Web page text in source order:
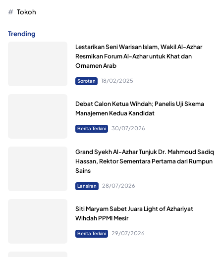
Tokoh
Trending
Lestarikan Seni Warisan Islam, Wakil Al-Azhar
Resmikan Forum Al-Azhar untuk Khat dan
Ornamen Arab
Sorotan 18/02/2025
Debat Calon Ketua Wihdah; Panelis Uji Skema
Manajemen Kedua Kandidat
Berita Terkini 30/07/2026
Grand Syekh Al-Azhar Tunjuk Dr. Mahmoud Sadiq
Hassan, Rektor Sementara Pertama dari Rumpun
Sains
Lansiran 28/07/2026
Siti Maryam Sabet Juara Light of Azhariyat
Wihdah PPMI Mesir
Berita Terkini 29/07/2026